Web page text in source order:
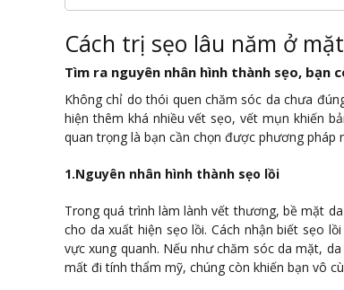
Cách trị sẹo lâu năm ở
Tìm ra nguyên nhân hình thành sẹo, bạn
Không chỉ do thói quen chăm sóc da chưa
hiện thêm khá nhiều vết sẹo, vết mụn khiến
quan trọng là bạn cần chọn được phương
1.Nguyên nhân hình thành sẹo lồi
Trong quá trình làm lành vết thương, bề mặt
cho da xuất hiện sẹo lồi. Cách nhận biết sẹo
vực xung quanh. Nếu như chăm sóc da mặt,
mất đi tính thẩm mỹ, chúng còn khiến bạn vô